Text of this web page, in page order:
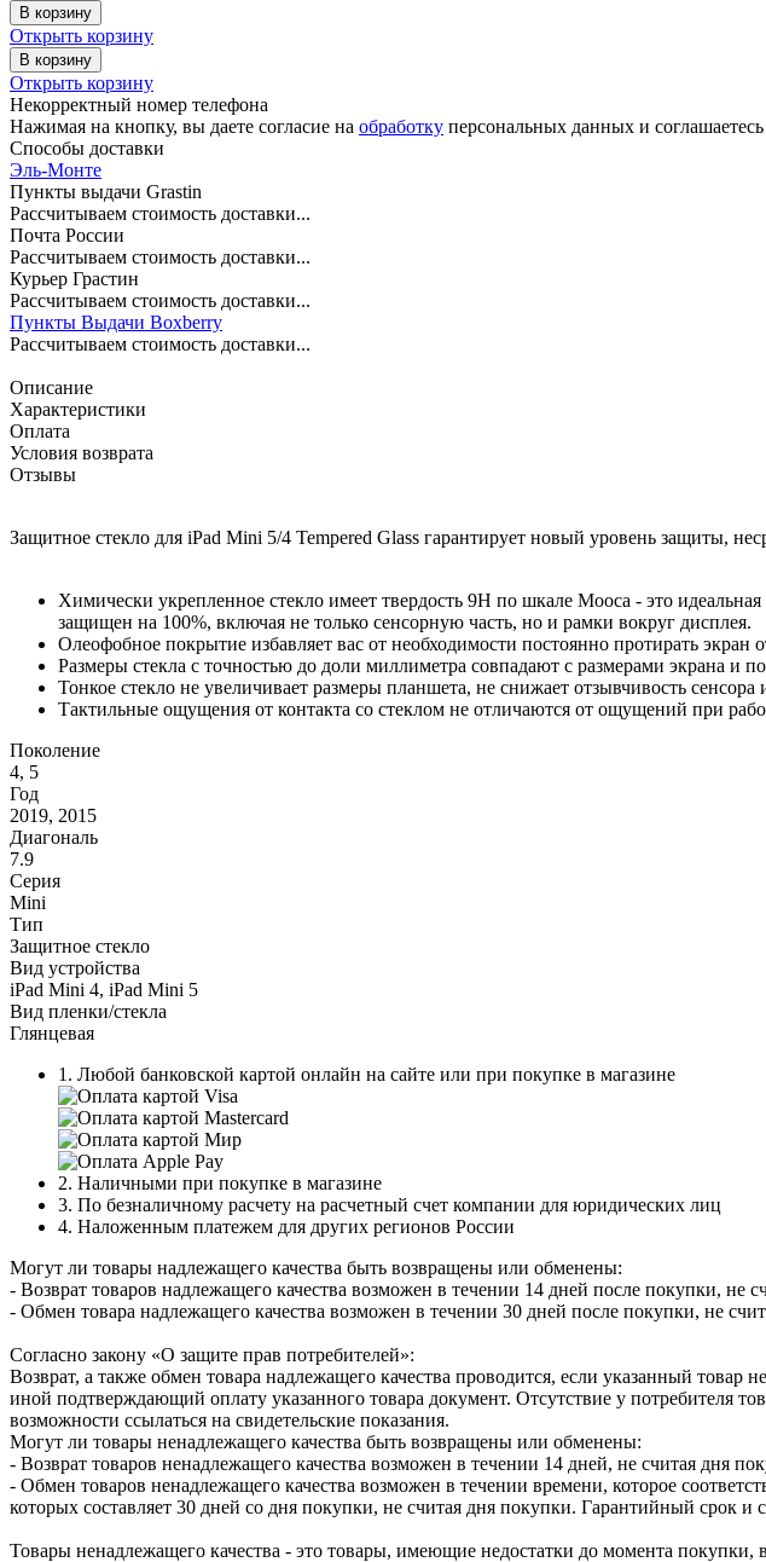
В корзину
Открыть корзину
В корзину
Открыть корзину
Некорректный номер телефона
Нажимая на кнопку, вы даете согласие на обработку персональных данных и
Способы доставки
Эль-Монте
Пункты выдачи Grastin
Рассчитываем стоимость доставки...
Почта России
Рассчитываем стоимость доставки...
Курьер Грастин
Рассчитываем стоимость доставки...
Пункты Выдачи Boxberry
Рассчитываем стоимость доставки...
Описание
Характеристики
Оплата
Условия возврата
Отзывы
Защитное стекло для iPad Mini 5/4 Tempered Glass гарантирует новый уровень защиты,
Химически укрепленное стекло имеет твердость 9H по шкале Мооса - это
защищен на 100%, включая не только сенсорную часть, но и рамки вокруг дисплея.
Олеофобное покрытие избавляет вас от необходимости постоянно протирать экран
Размеры стекла с точностью до доли миллиметра совпадают с размерами экрана
Тонкое стекло не увеличивает размеры планшета, не снижает отзывчивость сенсора
Тактильные ощущения от контакта со стеклом не отличаются от ощущений при
Поколение
4, 5
Год
2019, 2015
Диагональ
7.9
Серия
Mini
Тип
Защитное стекло
Вид устройства
iPad Mini 4, iPad Mini 5
Вид пленки/стекла
Глянцевая
1. Любой банковской картой онлайн на сайте или при покупке в магазине
2. Наличными при покупке в магазине
3. По безналичному расчету на расчетный счет компании для юридических лиц
4. Наложенным платежем для других регионов России
Могут ли товары надлежащего качества быть возвращены или обменены:
- Возврат товаров надлежащего качества возможен в течении 14 дней после покупки, не
- Обмен товара надлежащего качества возможен в течении 30 дней после покупки, не
Согласно закону «О защите прав потребителей»:
Возврат, а также обмен товара надлежащего качества проводится, если указанный
иной подтверждающий оплату указанного товара документ. Отсутствие у потребителя
возможности ссылаться на свидетельские показания.
Могут ли товары ненадлежащего качества быть возвращены или обменены:
- Возврат товаров ненадлежащего качества возможен в течении 14 дней, не считая дня
- Обмен товаров ненадлежащего качества возможен в течении времени, которое
которых составляет 30 дней со дня покупки, не считая дня покупки. Гарантийный срок
Товары ненадлежащего качества - это товары, имеющие недостатки до момента